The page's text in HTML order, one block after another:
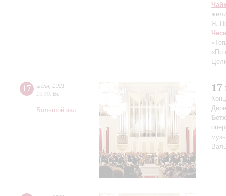
Я.
«По
17 июля
1921
19:30 Вс
Большой зал